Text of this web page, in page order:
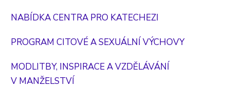
NABÍDKA CENTRA PRO KATECHEZI
PROGRAM CITOVÉ A SEXUÁLNÍ VÝCHOVY
MODLITBY, INSPIRACE A VZDĚLÁVÁNÍ
V MANŽELSTVÍ